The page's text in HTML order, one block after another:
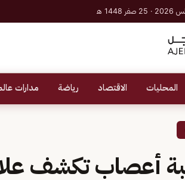
المحليات الاقتصاد رياضة مدارات
أعصاب تكشف